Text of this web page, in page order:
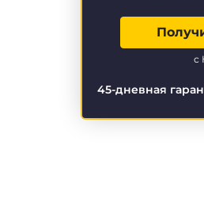
45-дневная
с